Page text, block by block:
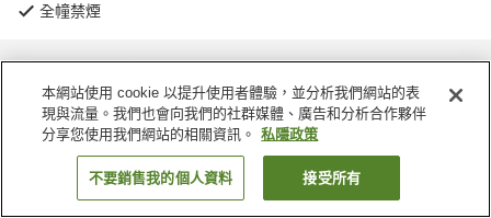
全幢禁煙
主頁 台灣 宜蘭 五結鎮 Blue White
找客房
本網站使用 cookie 以提升使用者體驗，並分析我們網站的表
現與流量。我們也會向我們的社群媒體、廣告和分析合作夥伴
分享您使用我們網站的相關資訊。
私隱政策
不要銷售我的個人資料 接受所有